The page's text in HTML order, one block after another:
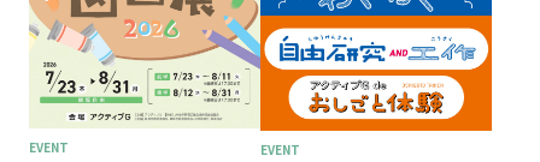
EVENT
EVENT